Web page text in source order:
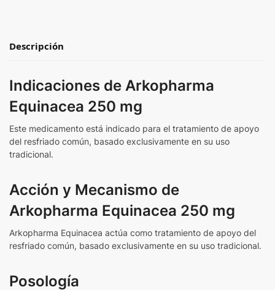
Descripción
Indicaciones de Arkopharma
Equinacea 250 mg
Este medicamento está indicado para el tratamiento de apoyo
del resfriado común, basado exclusivamente en su uso
tradicional.
Acción y Mecanismo de
Arkopharma Equinacea 250 mg
Arkopharma Equinacea actúa como tratamiento de apoyo del
resfriado común, basado exclusivamente en su uso tradicional.
Posología